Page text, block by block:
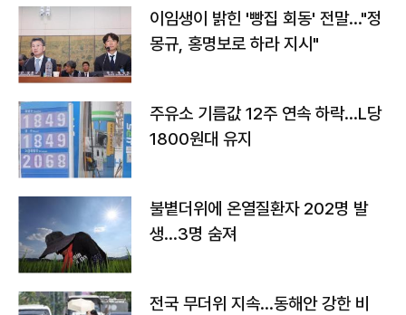
이임생이 밝힌 '빵집 회동' 전말…"정
몽규, 홍명보로 하라 지시"
주유소 기름값 12주 연속 하락…L당
1800원대 유지
불볕더위에 온열질환자 202명 발
생…3명 숨져
전국 무더위 지속…동해안 강한 비